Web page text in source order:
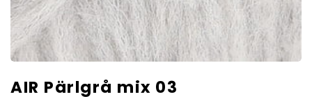
AIR Pärlgrå mix 03